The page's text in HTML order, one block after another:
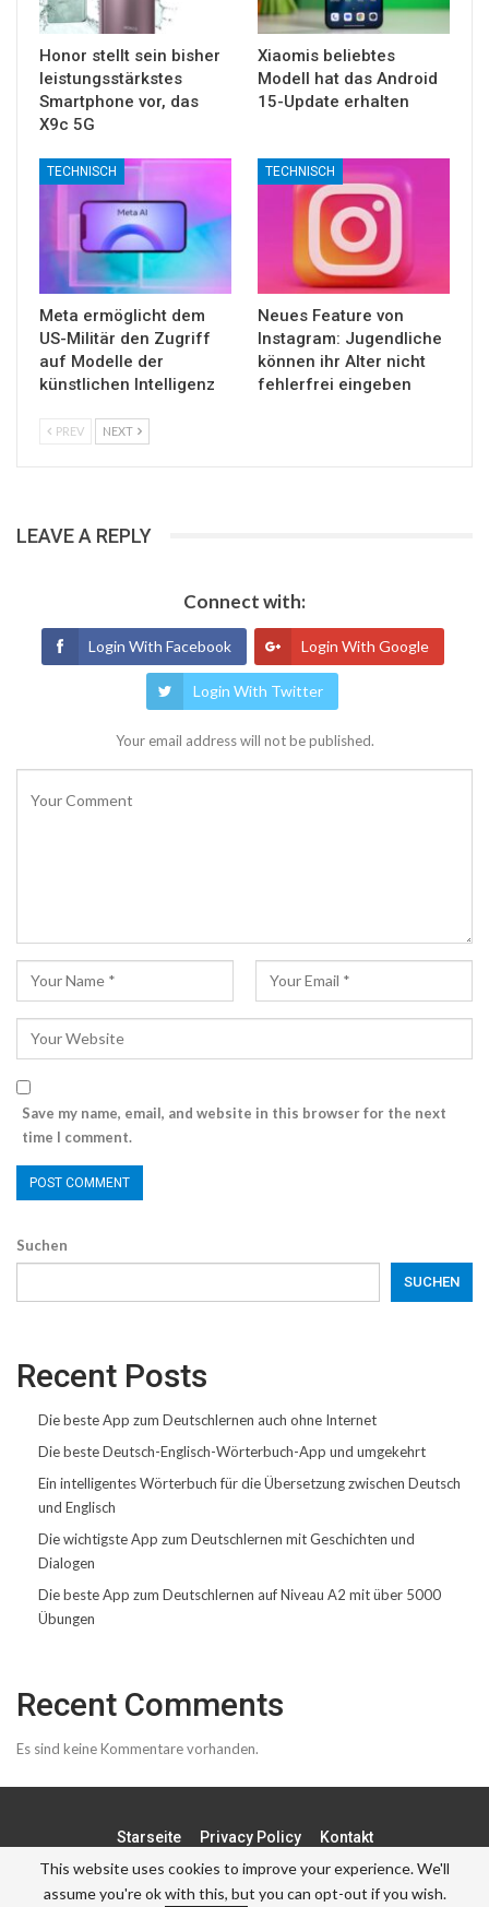
Honor stellt sein bisher
leistungsstärkstes
Smartphone vor, das
X9c 5G
Xiaomis beliebtes
Modell hat das Android
15-Update erhalten
TECHNISCH
Meta ermöglicht dem
US-Militär den Zugriff
auf Modelle der
künstlichen Intelligenz
TECHNISCH
Neues Feature von
Instagram: Jugendliche
können ihr Alter nicht
fehlerfrei eingeben
PREV NEXT
LEAVE A REPLY
Connect with:
Login With Facebook Login With Google
Login With Twitter
Your email address will not be published.
Save my name, email, and website in this browser for the next
time I comment.
Suchen
SUCHEN
Recent Posts
Die beste App zum Deutschlernen auch ohne Internet
Die beste Deutsch-Englisch-Wörterbuch-App und umgekehrt
Ein intelligentes Wörterbuch für die Übersetzung zwischen Deutsch
und Englisch
Die wichtigste App zum Deutschlernen mit Geschichten und
Dialogen
Die beste App zum Deutschlernen auf Niveau A2 mit über 5000
Übungen
Recent Comments
Es sind keine Kommentare vorhanden.
Starseite Privacy Policy Kontakt
© - . All Rights Reserved.
This website uses cookies to improve your experience. We'll
assume you're ok with this, but you can opt-out if you wish.